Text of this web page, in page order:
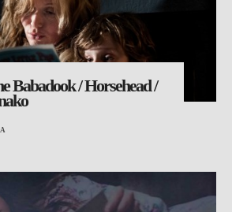
Babadook / Horsehead /